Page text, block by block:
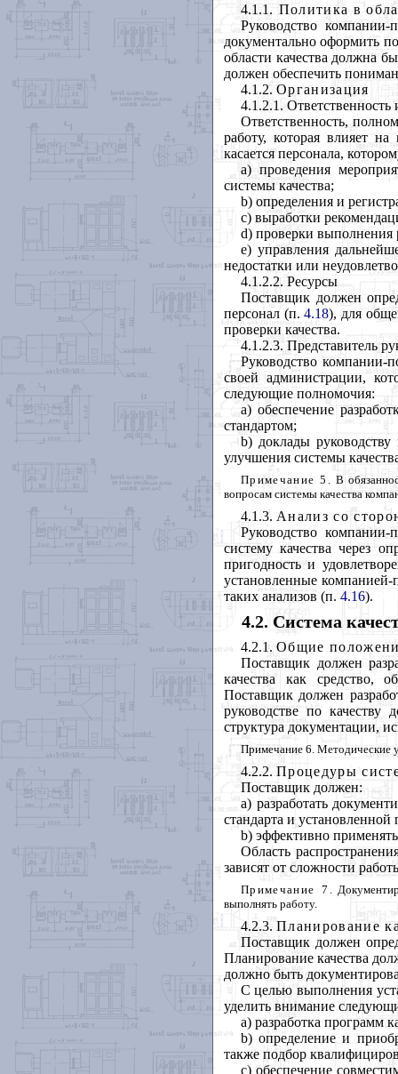
4.1.1 . Политика в
Руководство
документально оформить
области качества должна
должен обеспечить
4.1.2. Организация
4.1.2.1.
Ответственность,
работу, которая влияет
касается персонала,
а) проведения
системы качества;
b) определения и
с) выработки
d) проверки выполнения
е) управления
недостатки или
4.1.2.2. Ресурсы
Поставщик должен
персонал (п.4.18), для
проверки качества.
4.1.2.3. Представитель
Руководство компании-
своей администрации,
следующие полномочия:
а) обеспечение
стандартом;
b) доклады
улучшения системы
Примечание 5.
В
вопросам системы качества
4.1.3. Анализ со
Руководство компании-
систему качества через
пригодность и
установленные
таких анализов (п. 4.16).
4.2. Система
4.2.1.Общие
Поставщик должен
качества как средство,
Поставщик должен
руководстве по
структура документации,
Примечание 6. Методические
4.2.2. Процедуры
Поставщик должен:
а) разработать
стандарта и
b) эффективно
Область
зависят от сложности
Примечание 7
.
выполнять работу.
4.2.3.Планирование
Поставщик должен
Планирование качества
должно быть
С целью выполнения
уделить внимание
а) разработка программ
b) определение и
также подбор
с) обеспечение